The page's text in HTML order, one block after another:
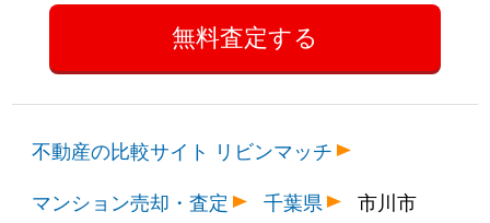
2,500万円 南行徳
南行徳
4,400万円 南行徳
徒歩11分
南行徳
5,000万円 南行徳
南八幡
4,500万円 本八幡
徒歩9分
不動産の比較サイト リビンマッチ
マンション売却・査定
千葉県 市川市